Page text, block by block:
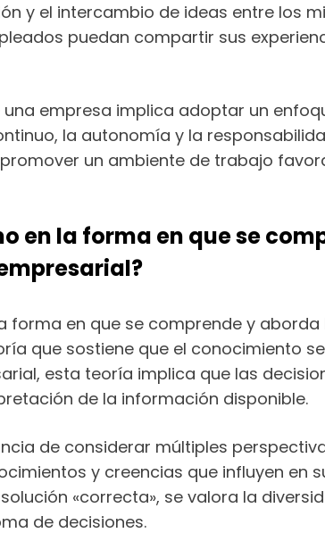
y el intercambio de ideas entre los
puedan compartir sus
empresa implica adoptar un
la autonomía y la
un ambiente de trabajo
en la forma en que se
forma en que se comprende y
que sostiene que el conocimiento
esta teoría implica que las
de la información disponible.
de considerar múltiples
y creencias que influyen en
«correcta», se valora la
de decisiones.